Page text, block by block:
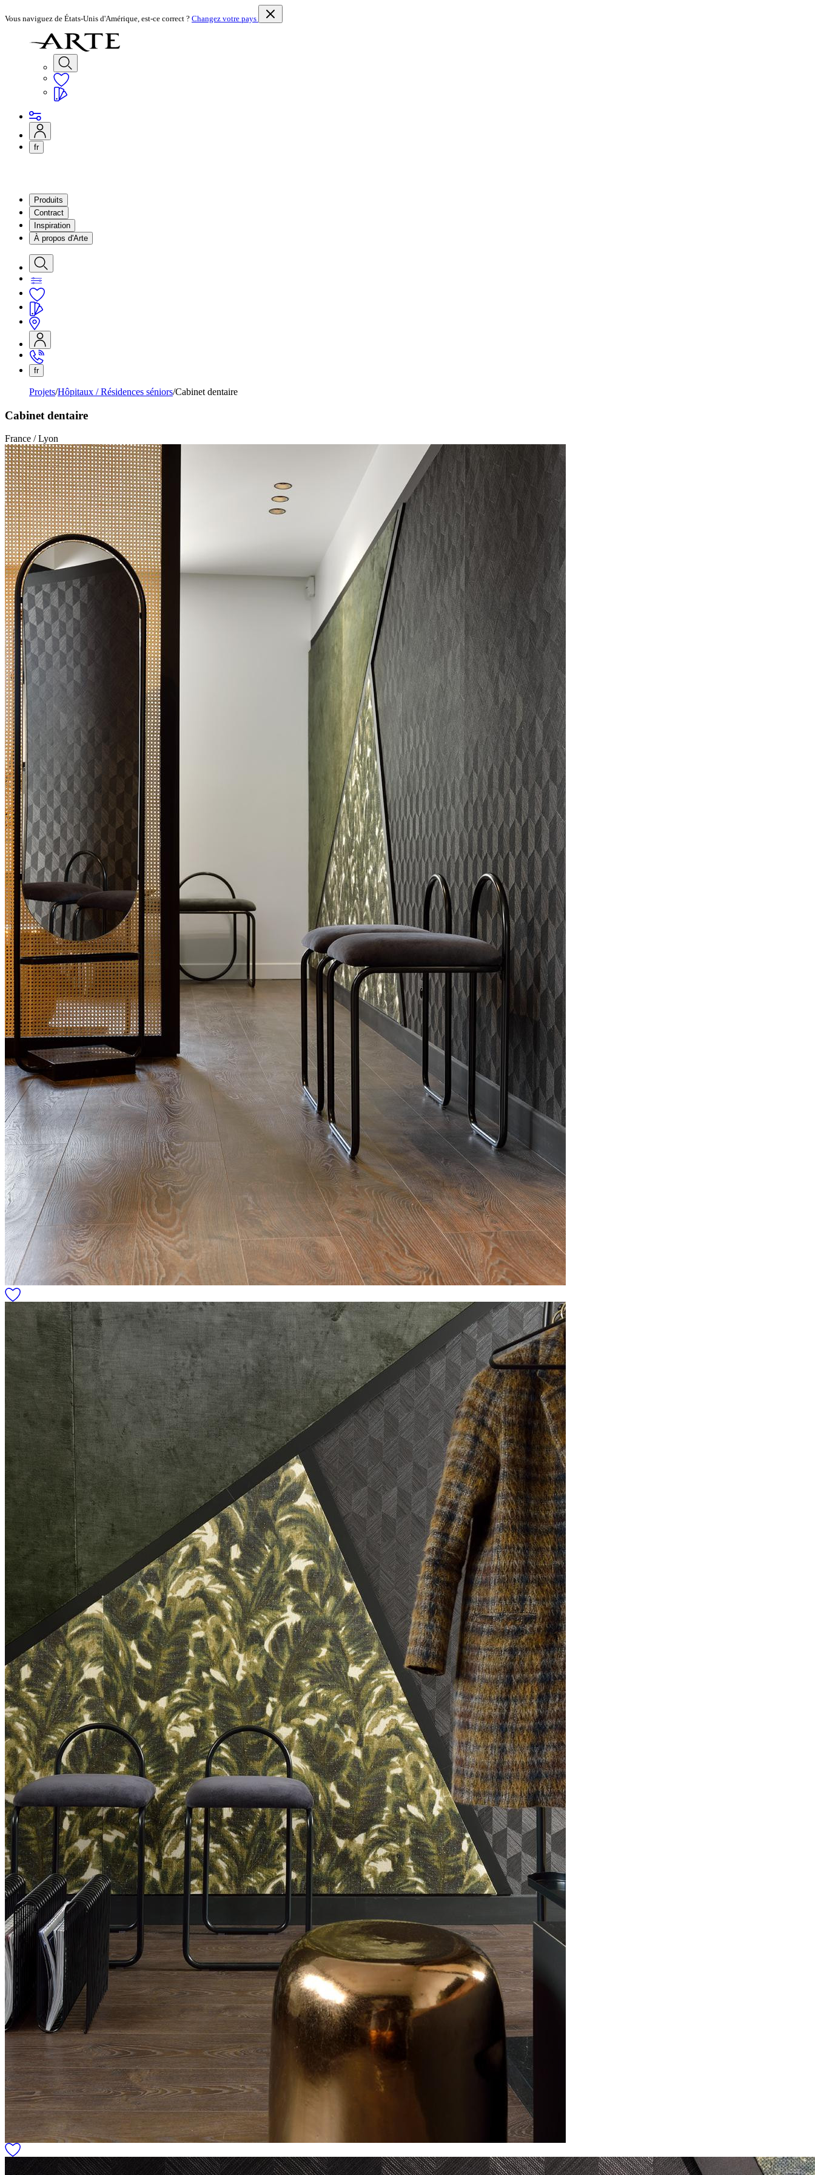
Vous naviguez de États-Unis d'Amérique, est-ce correct ? Changez votre pays
fr
Produits
Contract
Inspiration
À propos d'Arte
fr
Projets Hôpitaux / Résidences séniors Cabinet dentaire
Cabinet dentaire
France / Lyon